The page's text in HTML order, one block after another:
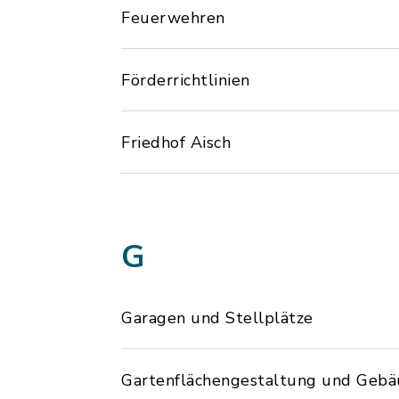
Feuerwehren
Förderrichtlinien
Friedhof Aisch
G
Garagen und Stellplätze
Gartenflächengestaltung und